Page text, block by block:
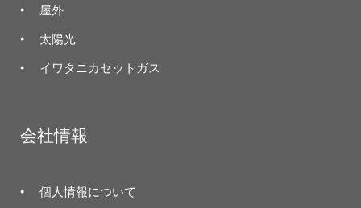
屋外
太陽光
イワタニカセットガス
会社情報
個人情報について